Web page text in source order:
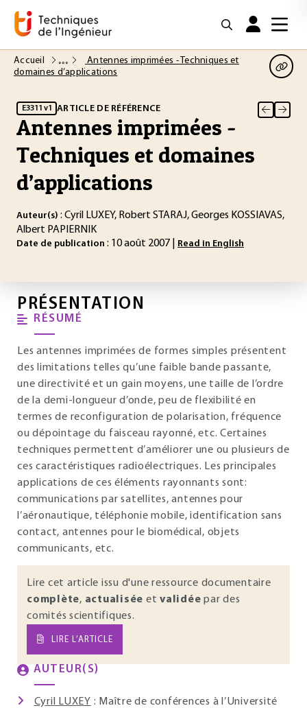
Accueil
Antennes imprimées - Techniques et
domaines d’applications
E3311 v1 ARTICLE DE RÉFÉRENCE
Antennes imprimées -
Techniques et domaines
d’applications
Auteur(s) : Cyril LUXEY, Robert STARAJ, Georges KOSSIAVAS,
Albert PAPIERNIK
Date de publication : 10 août 2007 | Read in English
PRÉSENTATION
RÉSUMÉ
Les antennes imprimées de formes simples présentent
des limitations telles qu’une faible bande passante,
une directivité et un gain moyens, une taille de l’ordre
de la demi-longueur d’onde, peu de flexibilité en
termes de reconfiguration de polarisation, fréquence
ou dépointage du faisceau rayonné, etc. Certaines
techniques permettent d’améliorer une ou plusieurs de
ces caractéristiques radioélectriques. Les principales
applications de ces éléments rayonnants sont:
communications par satellites, antennes pour
l’aéronautique, téléphonie mobile, identification sans
contact, antennes pour le biomédical, objets
communicants, etc.
Lire cet article issu d'une ressource documentaire
complète, actualisée et validée par des
comités scientifiques.
LIRE L’ARTICLE
AUTEUR(S)
Cyril LUXEY : Maître de conférences à l’Université